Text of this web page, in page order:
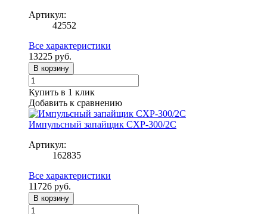
Артикул:
42552
Все характеристики
13225 руб.
В корзину
Купить в 1 клик
Добавить к сравнению
Импульсный запайщик CXP-300/2C
Артикул:
162835
Все характеристики
11726 руб.
В корзину